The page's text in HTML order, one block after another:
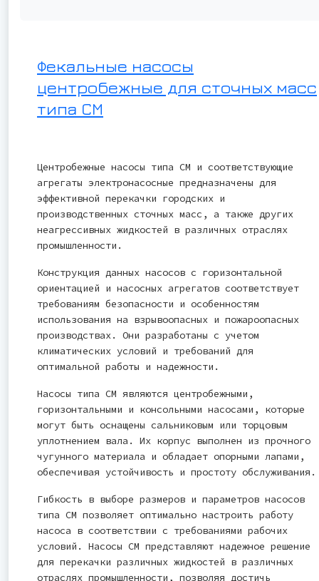
Фекальные насосы
центробежные для сточных масс
типа СМ
Центробежные насосы типа СМ и соответствующие
агрегаты электронасосные предназначены для
эффективной перекачки городских и
производственных сточных масс, а также других
неагрессивных жидкостей в различных отраслях
промышленности.
Конструкция данных насосов с горизонтальной
ориентацией и насосных агрегатов соответствует
требованиям безопасности и особенностям
использования на взрывоопасных и пожароопасных
производствах. Они разработаны с учетом
климатических условий и требований для
оптимальной работы и надежности.
Насосы типа СМ являются центробежными,
горизонтальными и консольными насосами, которые
могут быть оснащены сальниковым или торцовым
уплотнением вала. Их корпус выполнен из прочного
чугунного материала и обладает опорными лапами,
обеспечивая устойчивость и простоту обслуживания.
Гибкость в выборе размеров и параметров насосов
типа СМ позволяет оптимально настроить работу
насоса в соответствии с требованиями рабочих
условий. Насосы СМ представляют надежное решение
для перекачки различных жидкостей в различных
отраслях промышленности, позволяя достичь